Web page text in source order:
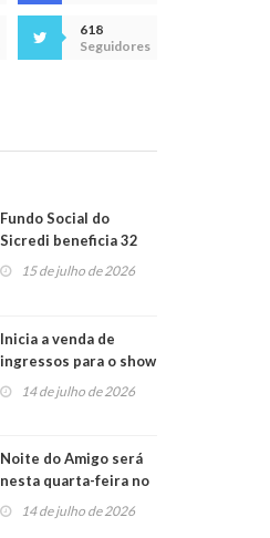
618
Seguidores
Fundo Social do
Sicredi beneficia 32
projetos em
15 de julho de 2026
Inicia a venda de
ingressos para o show
do Jota Quest nos 45
anos da Sicredi Ouro
14 de julho de 2026
Noite do Amigo será
nesta quarta-feira no
Centro de Cultura de
14 de julho de 2026